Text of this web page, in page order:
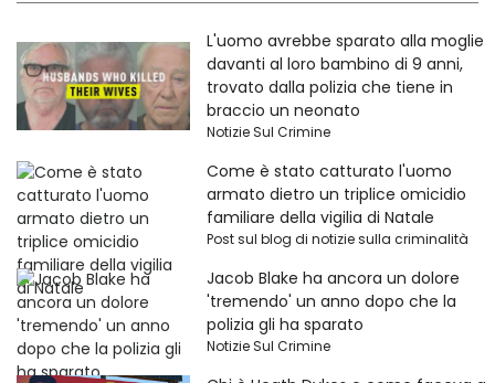
L'uomo avrebbe sparato alla moglie
davanti al loro bambino di 9 anni,
trovato dalla polizia che tiene in
braccio un neonato
Notizie Sul Crimine
Come è stato catturato l'uomo
armato dietro un triplice omicidio
familiare della vigilia di Natale
Post sul blog di notizie sulla criminalità
Jacob Blake ha ancora un dolore
'tremendo' un anno dopo che la
polizia gli ha sparato
Notizie Sul Crimine